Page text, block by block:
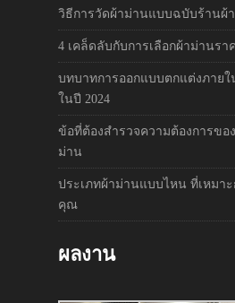
วิธีการวัดผ้าม่านแบบฉบับร้านผ้
4 เคล็ดลับกับการเลือกผ้าม่านร
บทบาทการออกแบบตกแต่งภาย
ในปี 2024
ข้อที่ต้องสำรวจความต้องการขอ
ม่าน
ประเภทผ้าม่านแบบไหน ที่เหมา
คุณ
ผลงาน